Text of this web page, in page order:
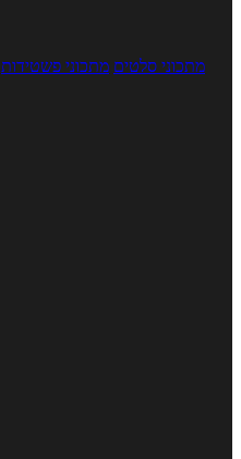
מתכוני סלטים מתכוני פשטידות